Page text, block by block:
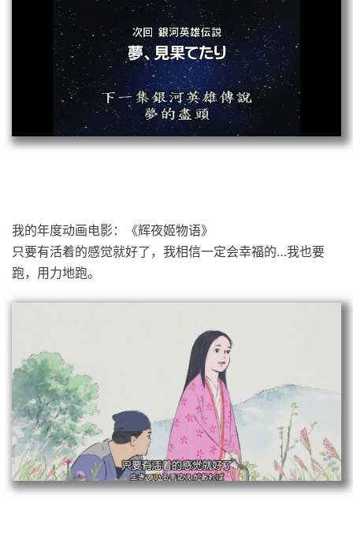
我的年度动画电影：《辉夜姬物语》
只要有活着的感觉就好了，我相信一定会幸福的…我也要
跑，用力地跑。